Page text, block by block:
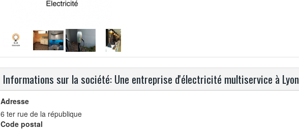
Informations sur la société: Une entreprise d'électricité multiservice à Lyon
Adresse
6 ter rue de la république
Code postal